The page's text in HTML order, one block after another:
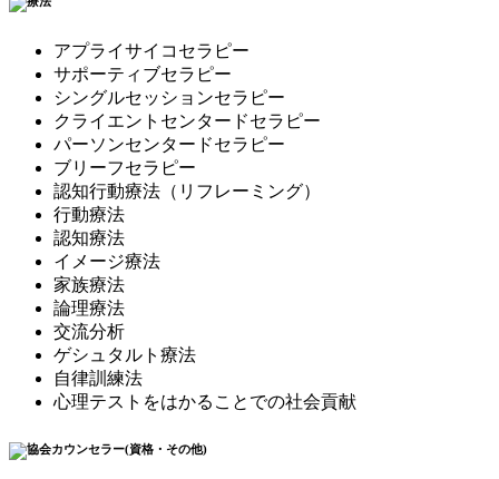
アプライサイコセラピー
サポーティブセラピー
シングルセッションセラピー
クライエントセンタードセラピー
パーソンセンタードセラピー
ブリーフセラピー
認知行動療法（リフレーミング）
行動療法
認知療法
イメージ療法
家族療法
論理療法
交流分析
ゲシュタルト療法
自律訓練法
心理テストをはかることでの社会貢献